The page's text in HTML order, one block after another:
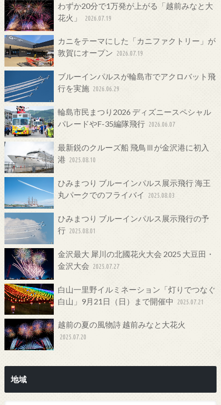
わずか20分で1万発が上がる「越前みなと大
花火」
2026.07.19
カニをテーマにした「カニファクトリー」が
敦賀にオープン 2026.07.19
ブルーインパルスが輪島市でアクロバット飛
行を実施 2026.06.29
輪島市民まつり2026 ディズニースペシャル
パレードやF-35編隊飛行 2026.06.07
最新鋭のクルーズ船 飛鳥Ⅲが金沢港に初入
港 2025.08.10
ひみまつり ブルーインパルス展示飛行 海王
丸パークでのフライバイ
2025.08.03
ひみまつり ブルーインパルス展示飛行の予
行 2025.08.01
金沢最大 犀川の北國花火大会 2025 大豆田・
金沢大会 2025.07.27
白山一里野イルミネーション「灯りでつなぐ
白山」9月21日（日）まで開催中
2025.07.21
越前の夏の風物詩 越前みなと大花火
2025.07.20
地域